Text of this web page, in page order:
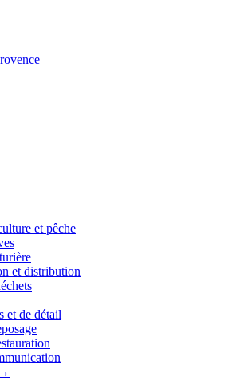
et pêche
et distribution
et de détail